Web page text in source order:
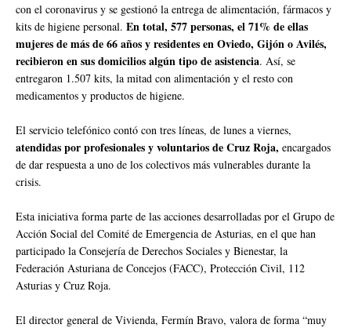
con el coronavirus y se gestionó la entrega de alimentación, fármacos y
kits de higiene personal. En total, 577 personas, el 71% de ellas
mujeres de más de 66 años y residentes en Oviedo, Gijón o Avilés,
recibieron en sus domicilios algún tipo de asistencia. Así, se
entregaron 1.507 kits, la mitad con alimentación y el resto con
medicamentos y productos de higiene.
El servicio telefónico contó con tres líneas, de lunes a viernes,
atendidas por profesionales y voluntarios de Cruz Roja, encargados
de dar respuesta a uno de los colectivos más vulnerables durante la
crisis.
Esta iniciativa forma parte de las acciones desarrolladas por el Grupo de
Acción Social del Comité de Emergencia de Asturias, en el que han
participado la Consejería de Derechos Sociales y Bienestar, la
Federación Asturiana de Concejos (FACC), Protección Civil, 112
Asturias y Cruz Roja.
El director general de Vivienda, Fermín Bravo, valora de forma “muy